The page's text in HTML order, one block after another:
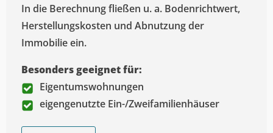
In die Berechnung fließen u. a. Bodenrichtwert,
Herstellungskosten und Abnutzung der
Immobilie ein.
Besonders geeignet für:
Eigentumswohnungen
eigengenutzte Ein-/Zweifamilienhäuser